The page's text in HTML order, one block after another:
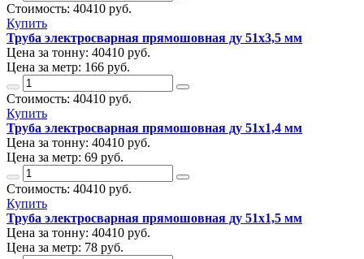
Стоимость: 40410 руб.
Купить
Труба электросварная прямошовная ду 51х3,5 мм
Цена за тонну: 40410 руб.
Цена за метр: 166 руб.
Стоимость: 40410 руб.
Купить
Труба электросварная прямошовная ду 51х1,4 мм
Цена за тонну: 40410 руб.
Цена за метр: 69 руб.
Стоимость: 40410 руб.
Купить
Труба электросварная прямошовная ду 51х1,5 мм
Цена за тонну: 40410 руб.
Цена за метр: 78 руб.